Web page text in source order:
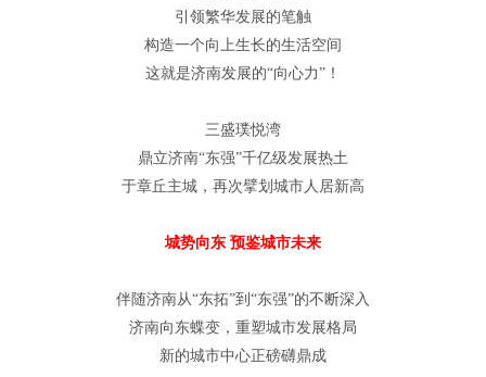
引领繁华发展的笔触
构造一个向上生长的生活空间
这就是济南发展的“向心力”！
三盛璞悦湾
鼎立济南“东强”千亿级发展热土
于章丘主城，再次擘划城市人居新高
城势向东 预鉴城市未来
伴随济南从“东拓”到“东强”的不断深入
济南向东蝶变，重塑城市发展格局
新的城市中心正磅礴鼎成